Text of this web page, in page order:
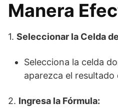
Manera
1. Seleccionar la Celda
Selecciona la celda
aparezca el resultado
2. Ingresa la Fórmula: